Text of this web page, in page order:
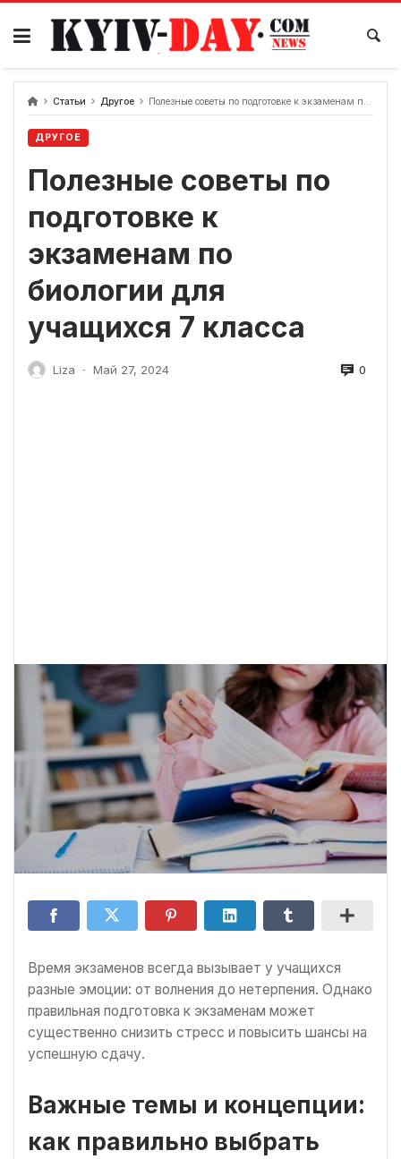
перейти
содержанию
Статьи Другое Полезные советы по подготовке к экзаменам по биологии для учащихся 7 класса
ДРУГОЕ
Полезные советы по
подготовке к
экзаменам по
биологии для
учащихся 7 класса
Liza - Май 27, 2024 0
Время экзаменов всегда вызывает у учащихся
разные эмоции: от волнения до нетерпения. Однако
правильная подготовка к экзаменам может
существенно снизить стресс и повысить шансы на
успешную сдачу.
Важные темы и концепции:
как правильно выбрать